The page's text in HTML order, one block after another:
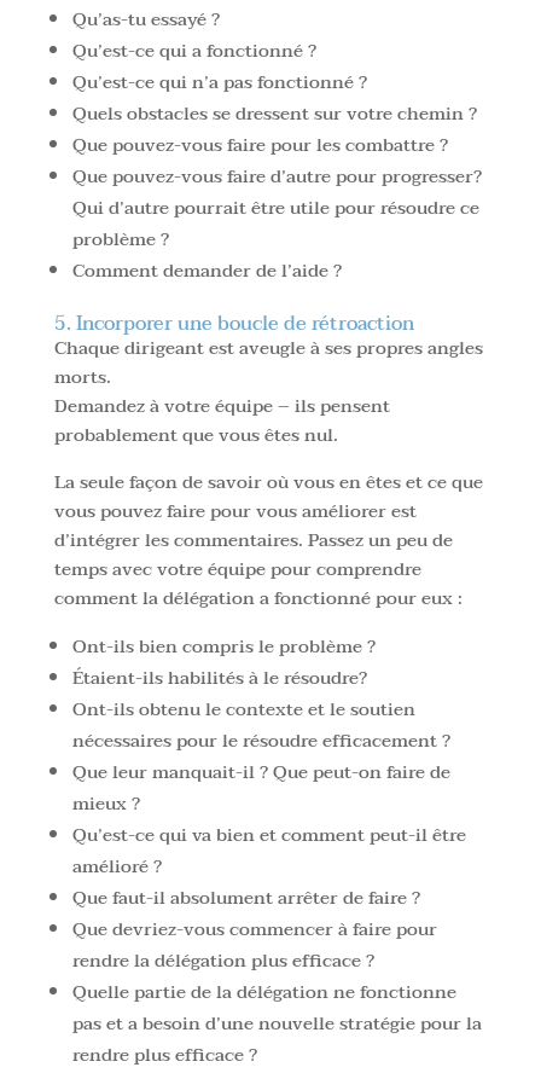
Qu’as-tu essayé ?
Qu’est-ce qui a fonctionné ?
Qu’est-ce qui n’a pas fonctionné ?
Quels obstacles se dressent sur votre chemin ?
Que pouvez-vous faire pour les combattre ?
Que pouvez-vous faire d’autre pour progresser?
Qui d’autre pourrait être utile pour résoudre ce
problème ?
Comment demander de l’aide ?
5. Incorporer une boucle de rétroaction
Chaque dirigeant est aveugle à ses propres angles
morts.
Demandez à votre équipe – ils pensent
probablement que vous êtes nul.
La seule façon de savoir où vous en êtes et ce que
vous pouvez faire pour vous améliorer est
d’intégrer les commentaires. Passez un peu de
temps avec votre équipe pour comprendre
comment la délégation a fonctionné pour eux :
Ont-ils bien compris le problème ?
Étaient-ils habilités à le résoudre?
Ont-ils obtenu le contexte et le soutien
nécessaires pour le résoudre efficacement ?
Que leur manquait-il ? Que peut-on faire de
mieux ?
Qu’est-ce qui va bien et comment peut-il être
amélioré ?
Que faut-il absolument arrêter de faire ?
Que devriez-vous commencer à faire pour
rendre la délégation plus efficace ?
Quelle partie de la délégation ne fonctionne
pas et a besoin d’une nouvelle stratégie pour la
rendre plus efficace ?